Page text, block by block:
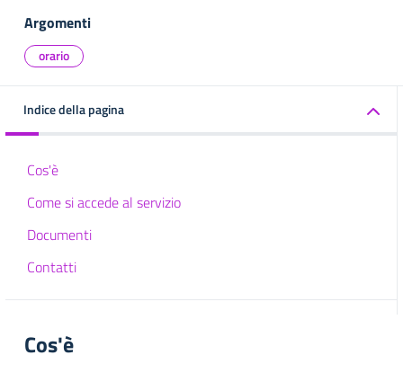
Argomenti
orario
Indice della pagina
Cos'è
Come si accede al servizio
Documenti
Contatti
Cos'è